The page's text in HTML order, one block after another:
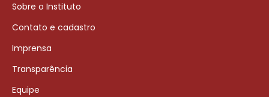
Sobre o Instituto
Contato e cadastro
Imprensa
Transparência
Equipe